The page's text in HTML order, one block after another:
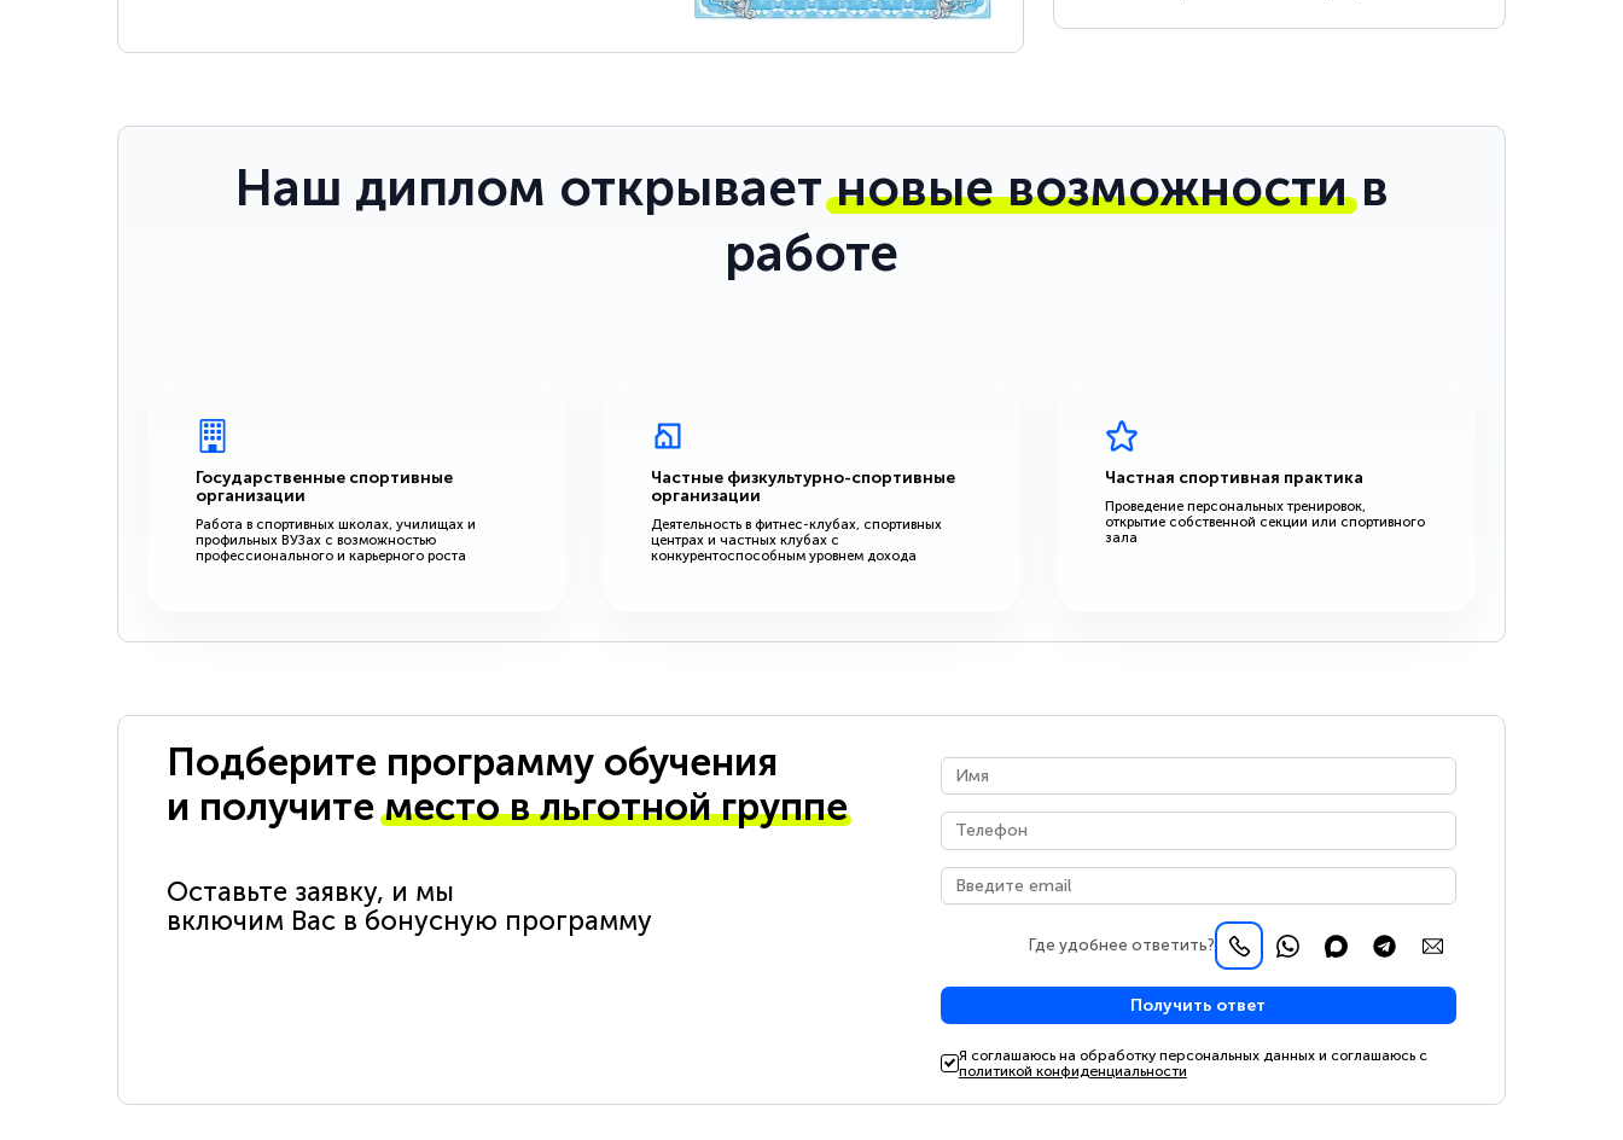
Наш диплом открываетновые возможностив
работе
Государственные спортивные
организации
Работа в спортивных школах, училищах и
профильных ВУЗах с возможностью
профессионального и карьерного роста
Частные физкультурно-спортивные
организации
Деятельность в фитнес-клубах, спортивных
центрах и частных клубах с
конкурентоспособным уровнем дохода
Частная спортивная практика
Проведение персональных тренировок,
открытие собственной секции или спортивного
зала
Подберите программу обучения
и получитеместо в льготной группе
Оставьте заявку, и мы
включим Вас в бонусную программу
Где удобнее ответить?
Получить ответ
Я соглашаюсь на обработку персональных данных и соглашаюсь с
политикой конфиденциальности